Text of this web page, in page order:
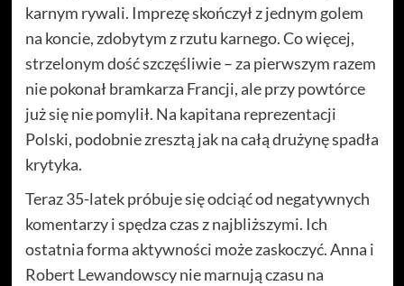
karnym rywali. Imprezę skończył z jednym golem
na koncie, zdobytym z rzutu karnego. Co więcej,
strzelonym dość szczęśliwie – za pierwszym razem
nie pokonał bramkarza Francji, ale przy powtórce
już się nie pomylił. Na kapitana reprezentacji
Polski, podobnie zresztą jak na całą drużynę spadła
krytyka.
Teraz 35-latek próbuje się odciąć od negatywnych
komentarzy i spędza czas z najbliższymi. Ich
ostatnia forma aktywności może zaskoczyć. Anna i
Robert Lewandowscy nie marnują czasu na